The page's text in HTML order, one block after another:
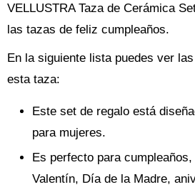
VELLUSTRA Taza de Cerámica
las tazas de feliz cumpleaños.
En la siguiente lista puedes ver
esta taza:
Este set de regalo está
para mujeres.
Es perfecto para
Valentín, Día de la Madre,